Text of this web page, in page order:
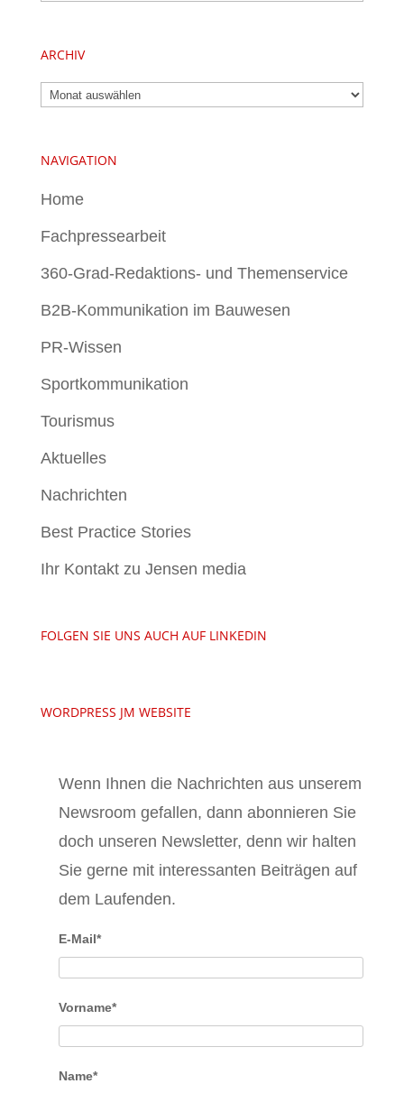
ARCHIV
Archiv
NAVIGATION
Home
Fachpressearbeit
360-Grad-Redaktions- und Themenservice
B2B-Kommunikation im Bauwesen
PR-Wissen
Sportkommunikation
Tourismus
Aktuelles
Nachrichten
Best Practice Stories
Ihr Kontakt zu Jensen media
FOLGEN SIE UNS AUCH AUF LINKEDIN
WORDPRESS JM WEBSITE
Wenn Ihnen die Nachrichten aus unserem
Newsroom gefallen, dann abonnieren Sie
doch unseren Newsletter, denn wir halten
Sie gerne mit interessanten Beiträgen auf
dem Laufenden.
E-Mail*
Vorname*
Name*